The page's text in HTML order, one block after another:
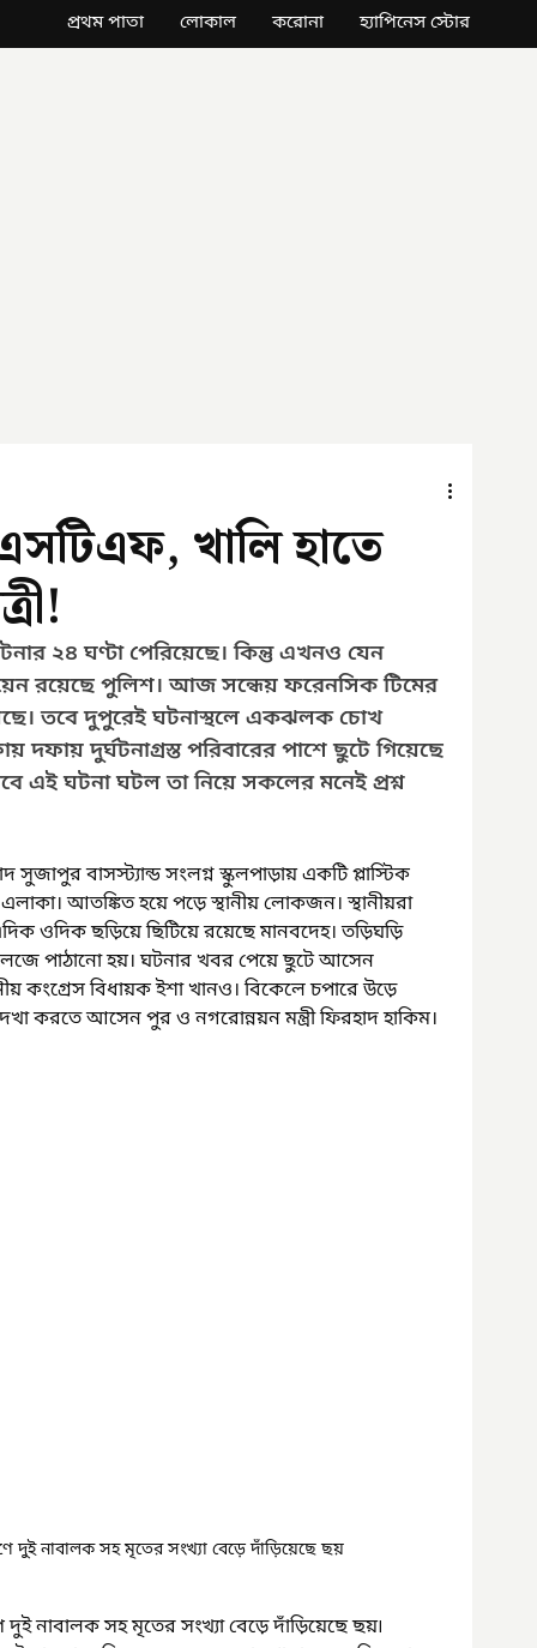
প্রথম পাতা লোকাল করোনা হ্যাপিনেস স্টোর
খালি হাতে
২৪ ঘণ্টা পেরিয়েছে। কিন্তু এখনও যেন
রয়েছে পুলিশ। আজ সন্ধেয় ফরেনসিক টিমের
তবে দুপুরেই ঘটনাস্থলে একঝলক চোখ
দফায় দুর্ঘটনাগ্রস্ত পরিবারের পাশে ছুটে গিয়েছে
এই ঘটনা ঘটল তা নিয়ে সকলের মনেই প্রশ্ন
সুজাপুর বাসস্ট্যান্ড সংলগ্ন স্কুলপাড়ায় একটি প্লাস্টিক
আতঙ্কিত হয়ে পড়ে স্থানীয় লোকজন। স্থানীয়রা
ওদিক ছড়িয়ে ছিটিয়ে রয়েছে মানবদেহ। তড়িঘড়ি
পাঠানো হয়। ঘটনার খবর পেয়ে ছুটে আসেন
কংগ্রেস বিধায়ক ইশা খানও। বিকেলে চপারে উড়ে
করতে আসেন পুর ও নগরোন্নয়ন মন্ত্রী ফিরহাদ হাকিম।
দুই নাবালক সহ মৃতের সংখ্যা বেড়ে দাঁড়িয়েছে ছয়
নাবালক সহ মৃতের সংখ্যা বেড়ে দাঁড়িয়েছে ছয়৷